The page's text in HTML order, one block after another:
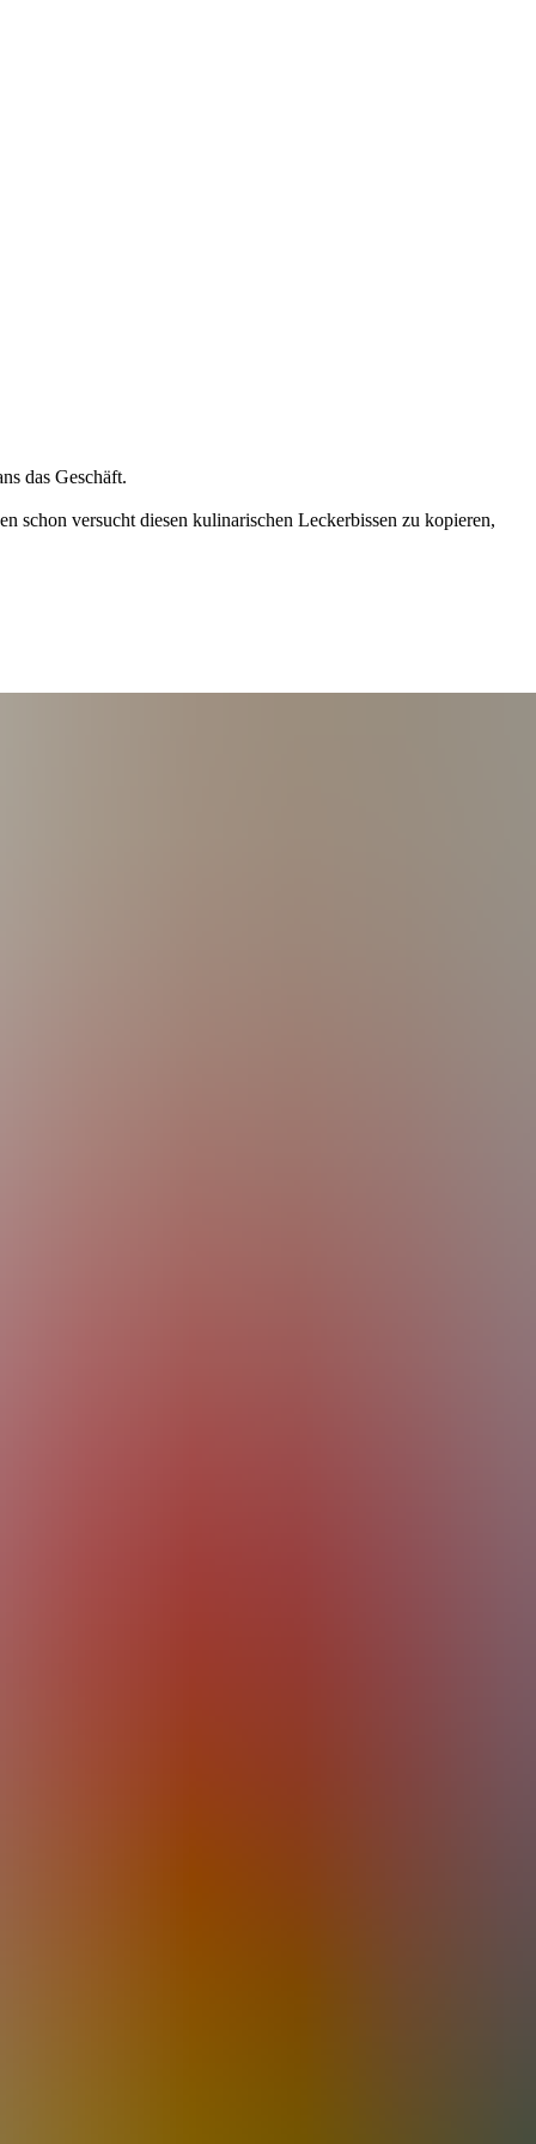
das Geschäft.
schon versucht diesen kulinarischen Leckerbissen zu kopieren,